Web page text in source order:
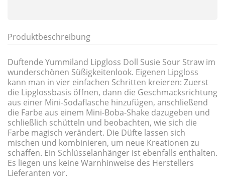
Produktbeschreibung
Duftende Yummiland Lipgloss Doll Susie Sour Straw im
wunderschönen Süßigkeitenlook. Eigenen Lipgloss
kann man in vier einfachen Schritten kreieren: Zuerst
die Lipglossbasis öffnen, dann die Geschmacksrichtung
aus einer Mini-Sodaflasche hinzufügen, anschließend
die Farbe aus einem Mini-Boba-Shake dazugeben und
schließlich schütteln und beobachten, wie sich die
Farbe magisch verändert. Die Düfte lassen sich
mischen und kombinieren, um neue Kreationen zu
schaffen. Ein Schlüsselanhänger ist ebenfalls enthalten.
Es liegen uns keine Warnhinweise des Herstellers
Lieferanten vor.